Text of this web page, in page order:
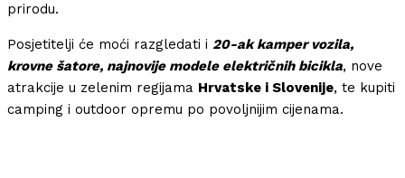
prirodu.
Posjetitelji će moći razgledati i 20-ak kamper vozila,
krovne šatore, najnovije modele električnih bicikla, nove
atrakcije u zelenim regijama Hrvatske i Slovenije, te kupiti
camping i outdoor opremu po povoljnijim cijenama.